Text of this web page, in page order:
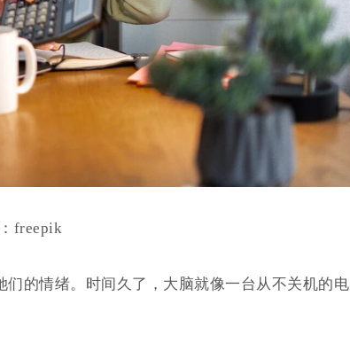
freepik
们的情绪。时间久了，大脑就像一台从不关机的电